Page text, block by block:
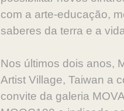
com a arte-educação,
saberes da terra e a
Nos últimos dois anos,
Artist Village, Taiwan a
convite da galeria